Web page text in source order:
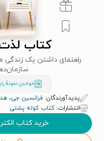
کتاب
راهنمای داشتن یک زندگی
خواندن نمونۀ
پدیدآورندگان: فرانسین جی،
انتشارات:کتاب کوله پشتی
خرید کتاب